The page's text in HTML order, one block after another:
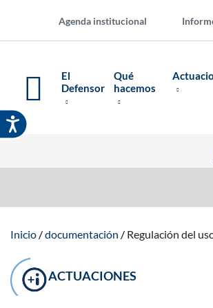
Agenda institucional
El
Defensor
Qué
hacemos
Inicio documentación Regulación del
ACTUACIONES